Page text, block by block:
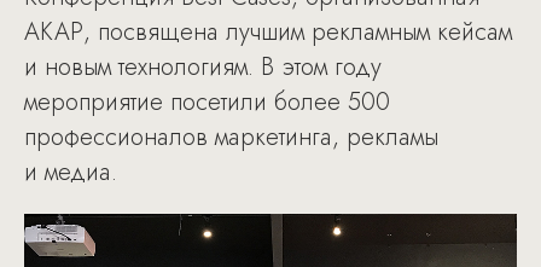
АКАР, посвящена лучшим рекламным кейсам
и новым технологиям. В этом году
мероприятие посетили более 500
профессионалов маркетинга, рекламы
и медиа.